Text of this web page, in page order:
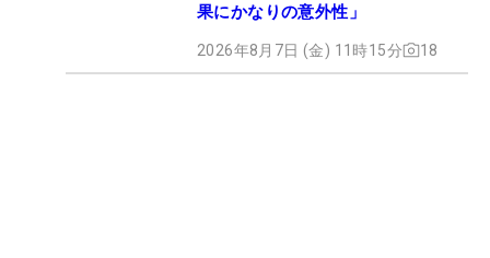
果にかなりの意外性」
2026年8月7日 (金) 11時15分 18